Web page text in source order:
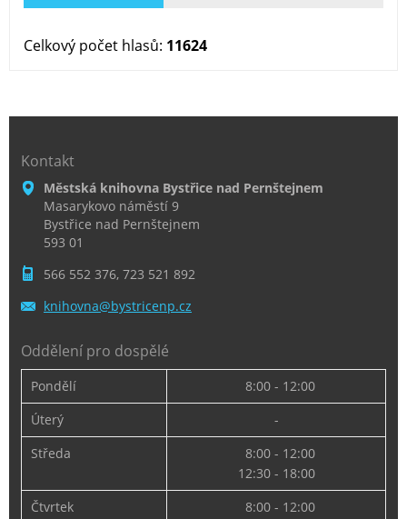
Celkový počet hlasů: 11624
Kontakt
Městská knihovna Bystřice nad Pernštejnem
Masarykovo náměstí 9
Bystřice nad Pernštejnem
593 01
566 552 376, 723 521 892
knihovna@bystricenp.cz
Oddělení pro dospělé
Pondělí
8:00 - 12:00
Úterý
-
Středa
8:00 - 12:00
12:30 - 18:00
Čtvrtek
8:00 - 12:00